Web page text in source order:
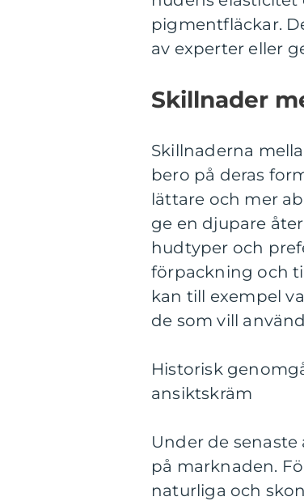
pigmentfläckar.
av experter eller
Skillnader
Skillnaderna
bero på deras
lättare och mer
ge en djupare
hudtyper och
förpackning och
kan till exempel
de som vill
Historisk
ansiktskräm
Under de
på marknaden.
naturliga och